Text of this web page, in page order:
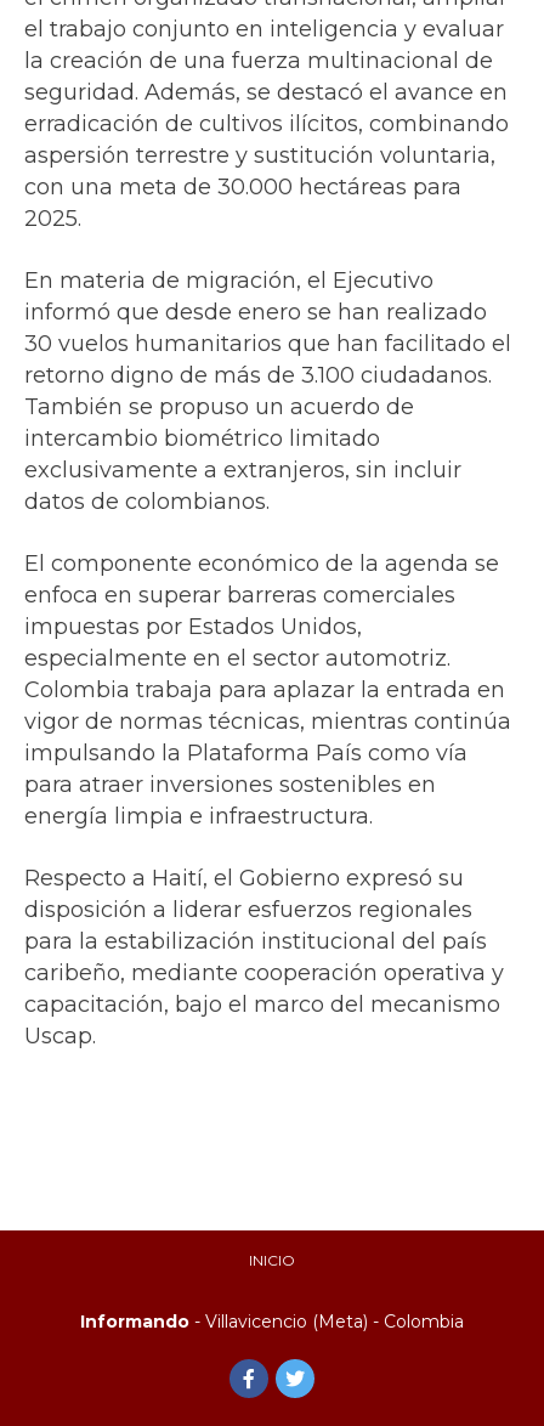
el trabajo conjunto en inteligencia y evaluar
la creación de una fuerza multinacional de
seguridad. Además, se destacó el avance en
erradicación de cultivos ilícitos, combinando
aspersión terrestre y sustitución voluntaria,
con una meta de 30.000 hectáreas para
2025.
En materia de migración, el Ejecutivo
informó que desde enero se han realizado
30 vuelos humanitarios que han facilitado el
retorno digno de más de 3.100 ciudadanos.
También se propuso un acuerdo de
intercambio biométrico limitado
exclusivamente a extranjeros, sin incluir
datos de colombianos.
El componente económico de la agenda se
enfoca en superar barreras comerciales
impuestas por Estados Unidos,
especialmente en el sector automotriz.
Colombia trabaja para aplazar la entrada en
vigor de normas técnicas, mientras continúa
impulsando la Plataforma País como vía
para atraer inversiones sostenibles en
energía limpia e infraestructura.
Respecto a Haití, el Gobierno expresó su
disposición a liderar esfuerzos regionales
para la estabilización institucional del país
caribeño, mediante cooperación operativa y
capacitación, bajo el marco del mecanismo
Uscap.
INICIO
Informando - Villavicencio (Meta) - Colombia